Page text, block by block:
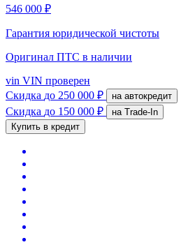
546 000 ₽
Гарантия юридической чистоты
Оригинал ПТС в наличии
vin VIN проверен
Скидка до 250 000 ₽ на автокредит
Скидка до 150 000 ₽
на Trade-In
Купить в кредит